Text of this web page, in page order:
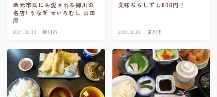
地元市民にも愛される柳川の
名店! うなぎ せいろむし 山田
屋
2021.02.13 柳川市
美味ちらしずし800円！
2021.02.08 田川市